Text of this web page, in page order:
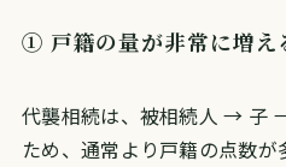
① 戸籍の量が非常に増え
代襲相続は、被相続人 → 子
ため、通常より戸籍の点数